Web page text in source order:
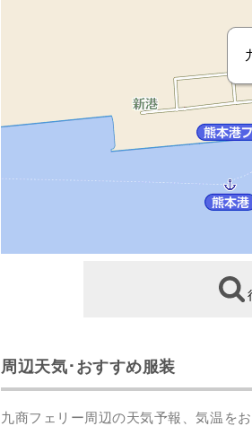
周辺天気･おすすめ服装
九商フェリー周辺の天気予報、気温を